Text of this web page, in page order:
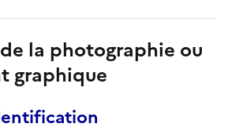
la photographie ou
graphique